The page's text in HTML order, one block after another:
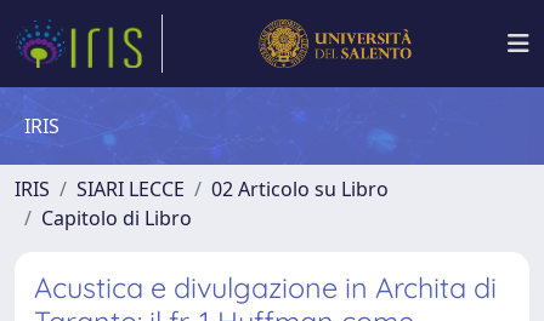
IRIS
IRIS SIARI LECCE
02 Articolo su Libro
Capitolo di Libro
Acustica e divulgazione in Archita di